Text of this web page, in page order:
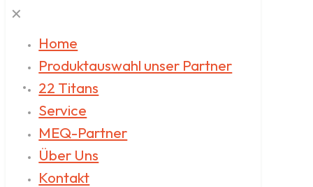
Klasse1 Schallpegelmesser
Datenlogger
Akustische
Messdienstleistungen
✕
Home
Produktauswahl unser Partner
22 Titans
Service
MEQ-Partner
Über Uns
Kontakt